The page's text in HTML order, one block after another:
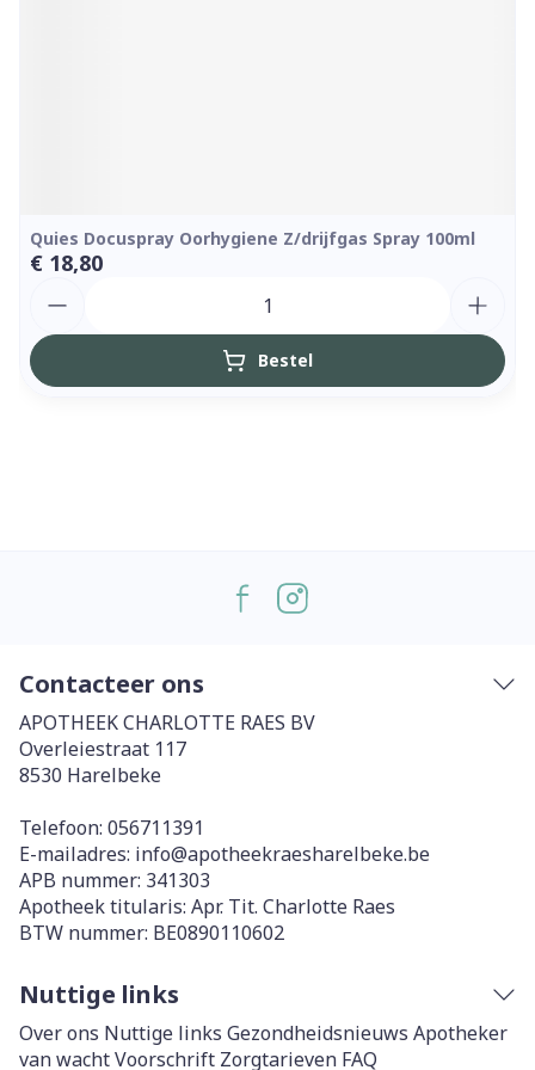
Quies Docuspray Oorhygiene Z/drijfgas Spray 100ml
€ 18,80
Bestel
Contacteer ons
APOTHEEK CHARLOTTE RAES BV
Overleiestraat 117
8530 Harelbeke
Telefoon: 056711391
E-mailadres: info@apotheekraesharelbeke.be
APB nummer: 341303
Apotheek titularis: Apr. Tit. Charlotte Raes
BTW nummer: BE0890110602
Nuttige links
Over ons Nuttige links Gezondheidsnieuws Apotheker
van wachtVoorschrift Zorgtarieven FAQ